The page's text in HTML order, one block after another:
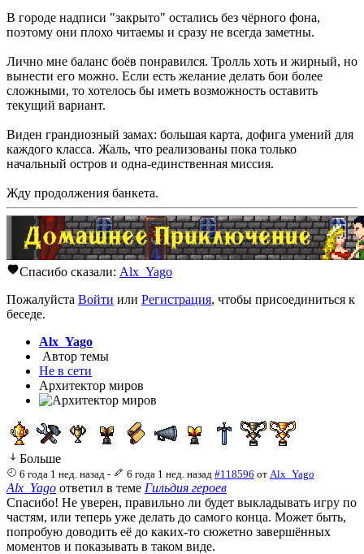
В городе надписи "закрыто" остались без чёрного фона,
поэтому они плохо читаемы и сразу не всегда заметны.
Лично мне баланс боёв понравился. Тролль хоть и жирный, но
вынести его можно. Если есть желание делать бои более
сложными, то хотелось бы иметь возможность оставить
текущий вариант.
Виден грандиозный замах: большая карта, дофига умений для
каждого класса. Жаль, что реализованы пока только
начальный остров и одна-единственная миссия.
Жду продолжения банкета.
Спасибо сказали: Alx_Yago
Пожалуйста Войти или Регистрация, чтобы присоединиться к
беседе.
Alx_Yago
Автор темы
Не в сети
Архитектор миров
Больше
6 года 1 нед. назад - 6 года 1 нед. назад #118596 от Alx_Yago
Alx_Yago ответил в теме Гильдия героев
Спасибо! Не уверен, правильно ли будет выкладывать игру по
частям, или теперь уже делать до самого конца. Может быть,
попробую доводить её до каких-то сюжетно завершённых
моментов и показывать в таком виде.